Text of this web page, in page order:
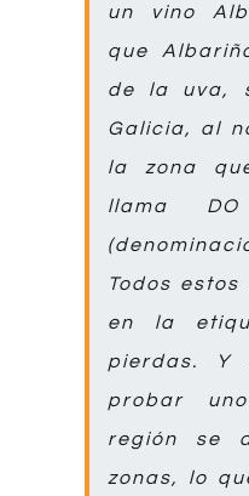
un vino
que
de la uva,
Galicia, al
la zona
llama
Todos
en la
pierdas.
probar
región se
zonas, lo